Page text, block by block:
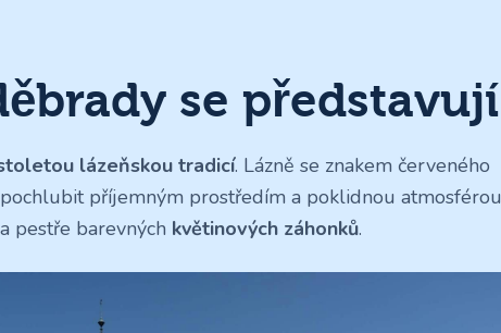
se představují
lázeňskou tradicí. Lázně se znakem červeného
příjemným prostředím a poklidnou atmosférou
a pestře barevných květinových záhonků.